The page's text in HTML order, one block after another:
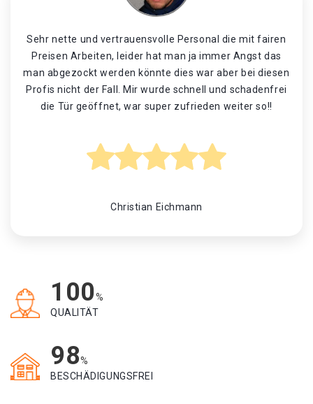
Sehr nette und vertrauensvolle Personal die mit fairen
Preisen Arbeiten, leider hat man ja immer Angst das
man abgezockt werden könnte dies war aber bei diesen
Profis nicht der Fall. Mir wurde schnell und schadenfrei
die Tür geöffnet, war super zufrieden weiter so!!
Christian Eichmann
100%
QUALITÄT
98%
BESCHÄDIGUNGSFREI